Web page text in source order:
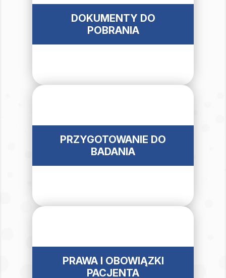
DOKUMENTY DO
POBRANIA
PRZYGOTOWANIE DO
BADANIA
PRAWA I OBOWIĄZKI
PACJENTA